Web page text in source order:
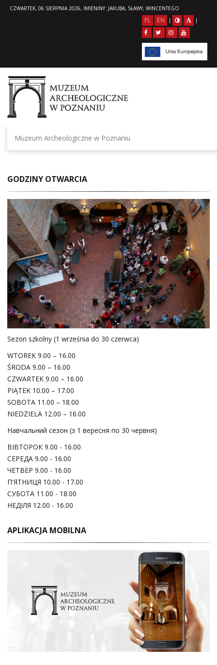
CZWARTEK, 06 SIERPNIA 2026, IMIENINY: JAKUBA, SŁAWY, WINCENTEGO
PL EN | |
Muzeum Archeologiczne w Poznaniu
GODZINY OTWARCIA
Sezon szkolny (1 września do 30 czerwca)
WTOREK 9.00 – 16.00
ŚRODA 9.00 – 16.00
CZWARTEK 9.00 – 16.00
PIĄTEK 10.00 – 17.00
SOBOTA 11.00 – 18.00
NIEDZIELA 12.00 – 16.00
Навчальний сезон (з 1 вересня по 30 червня)
ВІВТОРОК 9.00 - 16.00
СЕРЕДА 9.00 - 16.00
ЧЕТВЕР 9.00 - 16.00
П'ЯТНИЦЯ 10.00 - 17.00
СУБОТА 11.00 - 18.00
НЕДІЛЯ 12.00 - 16.00
APLIKACJA MOBILNA